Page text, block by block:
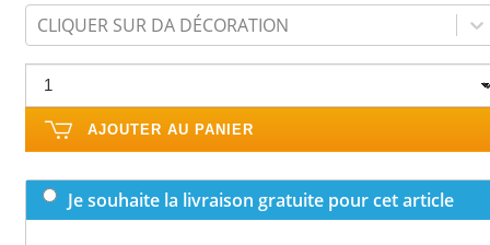
CLIQUER SUR DA DÉCORATION
AJOUTER AU PANIER
Je souhaite la livraison gratuite pour cet article